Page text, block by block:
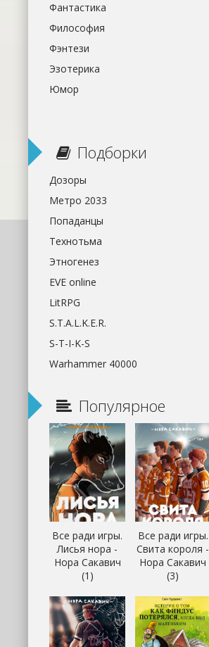
Фантастика
Философия
Фэнтези
Эзотерика
Юмор
Подборки
Дозоры
Метро 2033
Попаданцы
Технотьма
Этногенез
EVE online
LitRPG
S.T.A.L.K.E.R.
S-T-I-K-S
Warhammer 40000
Популярное
Все ради игры.
Лисья нора -
Нора Сакавич
(1)
Все ради игры.
Свита короля -
Нора Сакавич
(3)